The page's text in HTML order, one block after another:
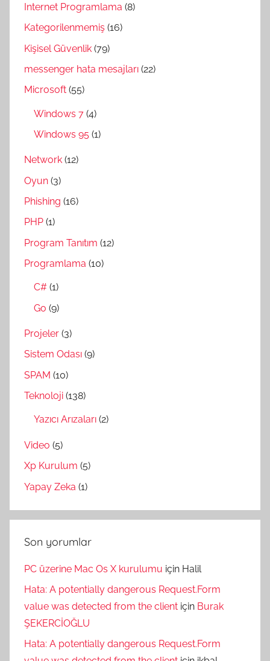
Internet Programlama (8)
Kategorilenmemiş (16)
Kişisel Güvenlik (79)
messenger hata mesajları (22)
Microsoft (55)
Windows 7 (4)
Windows 95 (1)
Network (12)
Oyun (3)
Phishing (16)
PHP (1)
Program Tanıtım (12)
Programlama (10)
C# (1)
Go (9)
Projeler (3)
Sistem Odası (9)
SPAM (10)
Teknoloji (138)
Yazıcı Arızaları (2)
Video (5)
Xp Kurulum (5)
Yapay Zeka (1)
Son yorumlar
PC üzerine Mac Os X kurulumu için Halil
Hata: A potentially dangerous Request.Form
value was detected from the client için Burak
ŞEKERCİOĞLU
Hata: A potentially dangerous Request.Form